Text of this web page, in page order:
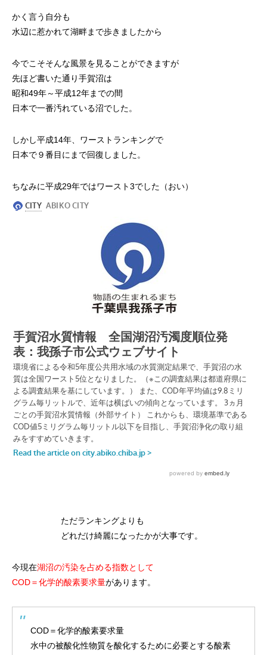
かく言う自分も
水辺に惹かれて湖畔まで歩きましたから
今でこそそんな風景を見ることができますが
先ほど書いた通り手賀沼は
昭和49年～平成12年までの間
日本で一番汚れている沼でした。
しかし平成14年、ワーストランキングで
日本で９番目にまで回復しました。
ちなみに平成29年ではワースト3でした（おい）
ただランキングよりも
どれだけ綺麗になったかが大事です。
今現在湖沼の汚染を占める指数として
COD＝化学的酸素要求量があります。
COD＝化学的酸素要求量
水中の被酸化性物質を酸化するために必要とする酸素